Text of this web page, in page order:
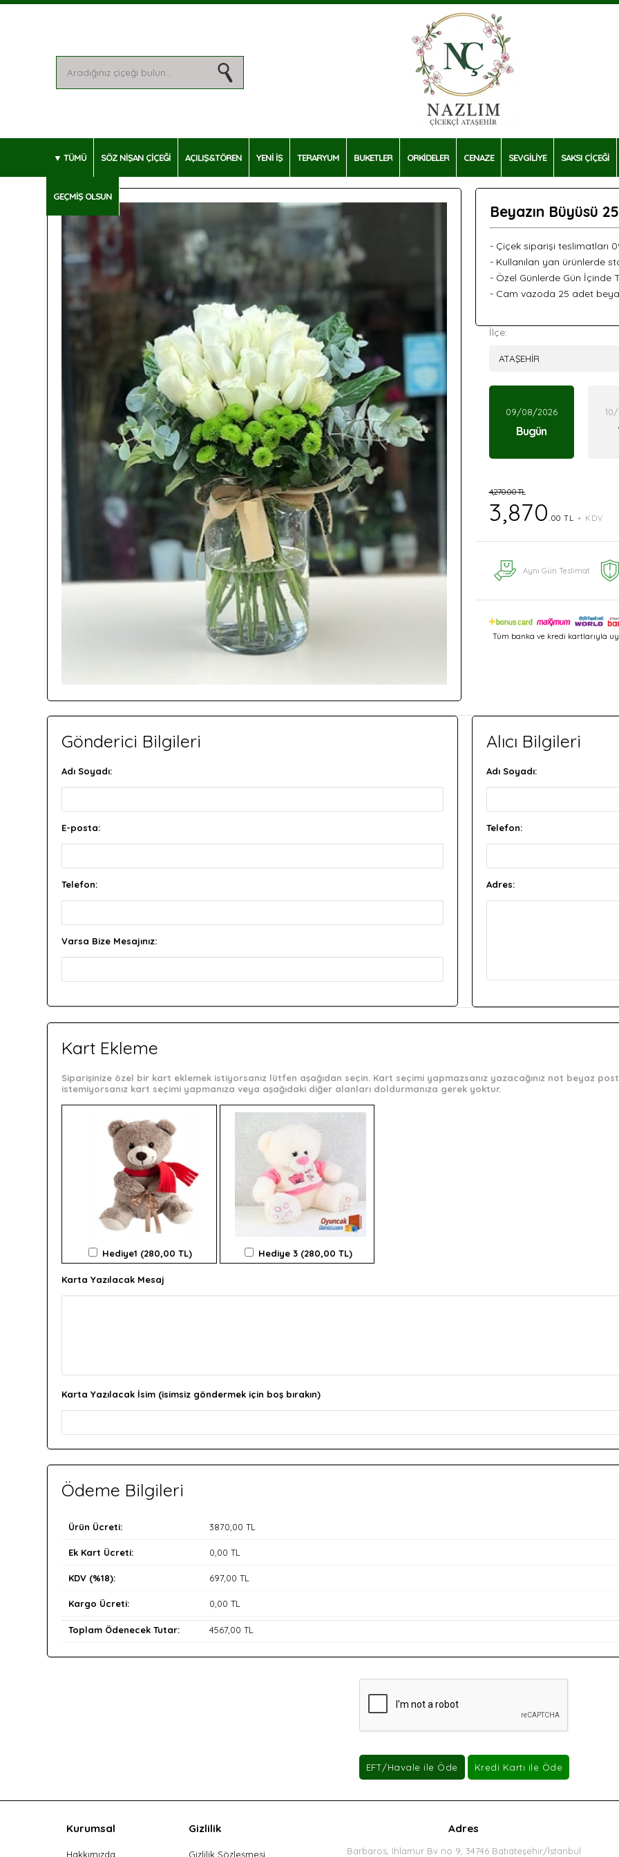
TÜMÜ SÖZ NİŞAN ÇİÇEĞİ AÇILIŞ&TÖREN YENİ İŞ TERARYUM BUKETLER ORKİDELER CENAZE SEVGİLİYE SAKSI ÇİÇEĞİ
GEÇMİŞ OLSUN
Beyazın Büyüsü
- Çiçek siparişi teslimatları
- Kullanılan yan ürünlerde
- Özel Günlerde Gün İçinde
- Cam vazoda 25 adet
İlçe:
09/08/2026
Bugün
4,270.00 TL
3,870 .00 TL + KDV
Aynı Gün Teslimat
Tüm banka ve kredi kartlarıyla
Gönderici Bilgileri
Adı Soyadı:
E-posta:
Telefon:
Varsa Bize Mesajınız:
Alıcı Bilgileri
Adı Soyadı:
Telefon:
Adres:
Kart Ekleme
Siparişinize özel bir kart eklemek istiyorsanız lütfen aşağıdan seçin. Kart seçimi yapmazsanız yazacağınız not beyaz
istemiyorsanız kart seçimi yapmanıza veya aşağıdaki diğer alanları doldurmanıza gerek yoktur.
Hediye1 (280,00 TL) Hediye 3 (280,00 TL)
Karta Yazılacak Mesaj
Karta Yazılacak İsim (isimsiz göndermek için boş bırakın)
Ödeme Bilgileri
Ürün Ücreti: 3870 ,00 TL
Ek Kart Ücreti: 0 ,00 TL
KDV (%18): 697,00 TL
Kargo Ücreti: 0 ,00 TL
Toplam Ödenecek Tutar: 4567,00 TL
Kurumsal
Hakkımızda
Gizlilik
Gizlilik Sözleşmesi
Adres
Barbaros, Ihlamur Bv no 9, 34746 Batıateşehir/İstanbul